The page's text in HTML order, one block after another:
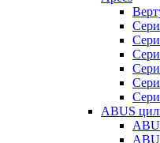
ABUS